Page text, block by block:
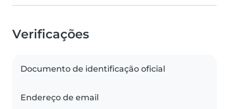
Verificações
Documento de identificação oficial
Endereço de email